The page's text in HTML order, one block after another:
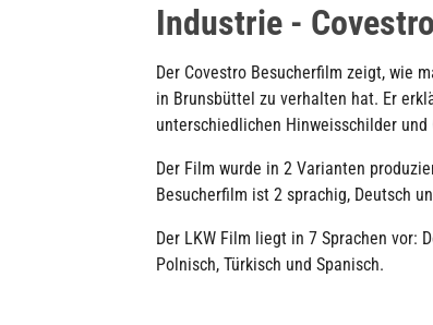
Industrie -
Der Covestro Besucherfilm zeigt, wie
in Brunsbüttel zu verhalten hat. Er
unterschiedlichen Hinweisschilder
Der Film wurde in 2 Varianten
Besucherfilm ist 2 sprachig, Deutsch
Der LKW Film liegt in 7 Sprachen vor:
Polnisch, Türkisch und Spanisch.